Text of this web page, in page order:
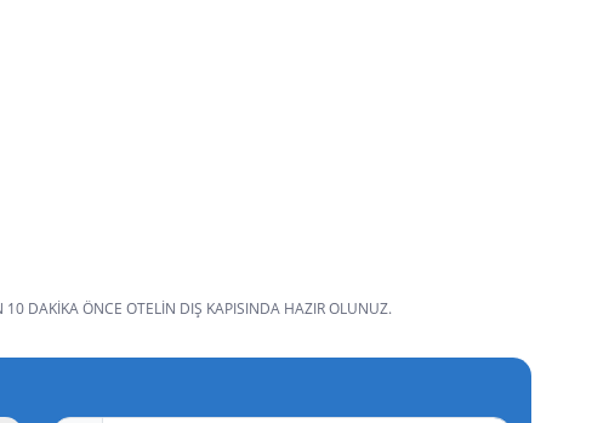
DAKIKA ÖNCE OTELIN DIŞ KAPISINDA HAZIR OLUNUZ.